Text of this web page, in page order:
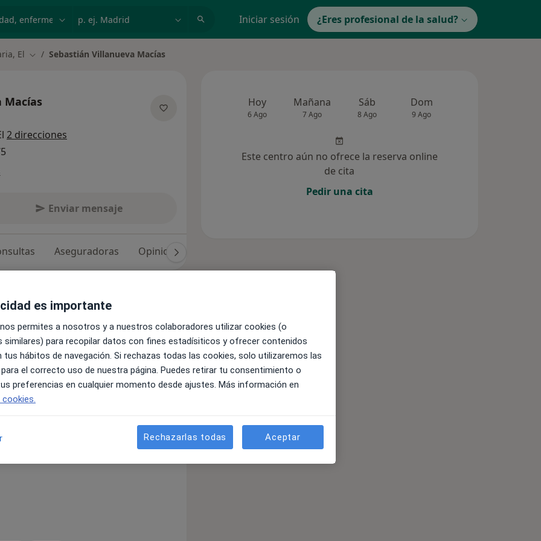
Iniciar sesión ¿Eres profesional de la salud?
El Cambiar de ciudad
Sebastián Villanueva Macías
Macías
2 direcciones
Enviar mensaje
Aseguradoras Opiniones (174)
SUPUESTO RESPETANDO TODAS
SALUD ES LO PRIMERO.
para trasladarse, o que
mi formación y mi experiencia
programas propios para
hijos conflictivos, y mi facilidad
cambios sean en muchos casos
con la Terapia Gestalt, lo
divierte, porque venir a terapia
Hoy
6 Ago
Mañana
7 Ago
Sáb
8 Ago
Dom
9 Ago
Este centro aún no ofrece la reserva online
de cita
Pedir una cita
es importante
permites a nosotros y a nuestros colaboradores utilizar cookies (o
similares) para recopilar datos con fines estadísiticos y ofrecer contenidos
tus hábitos de navegación. Si rechazas todas las cookies, solo utilizaremos las
el correcto uso de nuestra página. Puedes retirar tu consentimiento o
preferencias en cualquier momento desde ajustes. Más información en
Rechazarlas todas Aceptar